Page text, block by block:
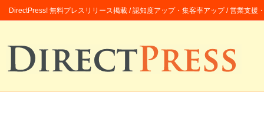
DirectPress! 無料プレスリリース掲載 / 認知度アップ・集客率アップ / 営業支援